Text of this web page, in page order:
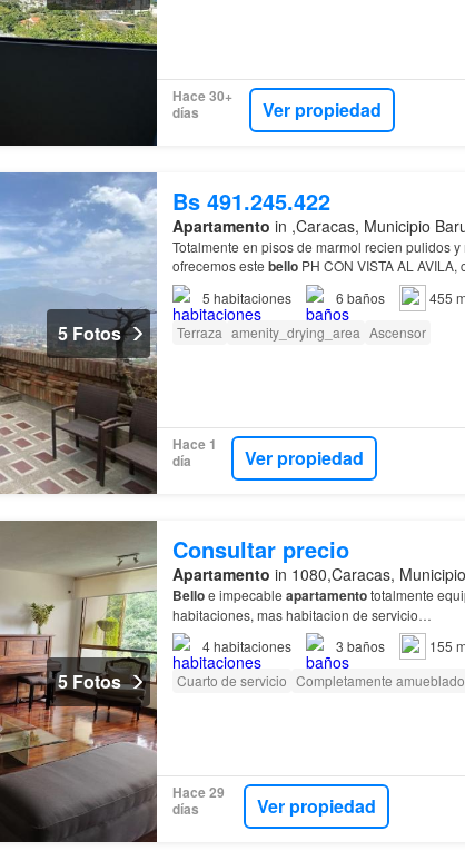
Hace 30+
días
Ver propiedad
5 Fotos
Bs 491.245.422
Apartamento in ,Caracas, Municipio
Totalmente en pisos de marmol recien pulidos
ofrecemos este belloPH CON VISTA AL AVILA,
5 habitaciones 6 baños
455
Terraza amenity_drying_area Ascensor
Hace 1
día
Ver propiedad
5 Fotos
Consultar precio
Apartamento in 1080,Caracas,
Belloe impecable apartamentototalmente
habitaciones, mas habitacion de servicio…
4habitaciones 3 baños
155
Cuarto de servicio Completamente amueblado
Hace 29
días
Ver propiedad